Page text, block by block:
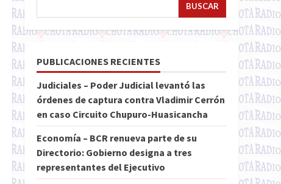
BUSCAR
PUBLICACIONES RECIENTES
Judiciales – Poder Judicial levantó las
órdenes de captura contra Vladimir Cerrón
en caso Circuito Chupuro-Huasicancha
Economía – BCR renueva parte de su
Directorio: Gobierno designa a tres
representantes del Ejecutivo